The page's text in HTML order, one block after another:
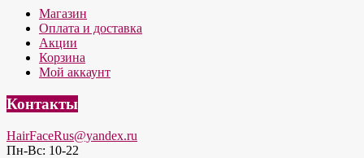
Магазин
Оплата и доставка
Акции
Корзина
Мой аккаунт
Контакты
HairFaceRus@yandex.ru
Пн-Вс: 10-22